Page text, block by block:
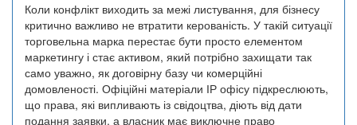
Коли конфлікт виходить за межі листування, для бізнесу
критично важливо не втратити керованість. У такій ситуації
торговельна марка перестає бути просто елементом
маркетингу і стає активом, який потрібно захищати так
само уважно, як договірну базу чи комерційні
домовленості. Офіційні матеріали ІР офісу підкреслюють,
що права, які випливають із свідоцтва, діють від дати
подання заявки, а власник має виключне право